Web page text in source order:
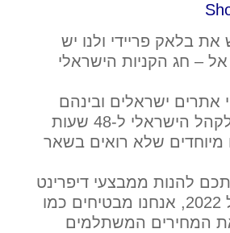
בלאק פריידי ולנו יש
אל – חג הקניות הישראלי
ישראלים ובינהם
דיפרינט יציעו לקהל הישראלי ל-48 שעות
שלא רואים בשאר
להנות ממבצעי דיפרינט
לשופינג איי אל 2022, אנחנו מבטיחים כמו
המחירים המשתלמים